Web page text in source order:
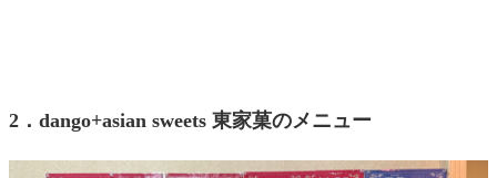
2．dango+asian sweets 東家菓のメニュー